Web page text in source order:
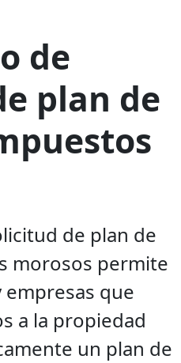
de
plan de
de plan de
morosos permite
empresas que
a la propiedad
un plan de